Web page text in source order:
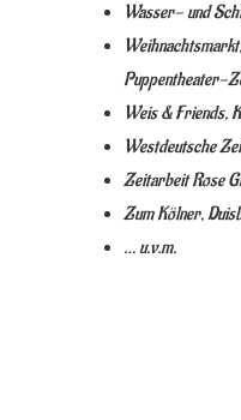
Wasser- und
Puppentheater-
Weis & Friends,
Westdeutsche
Zeitarbeit Rose
Zum Kölner,
… u.v.m.